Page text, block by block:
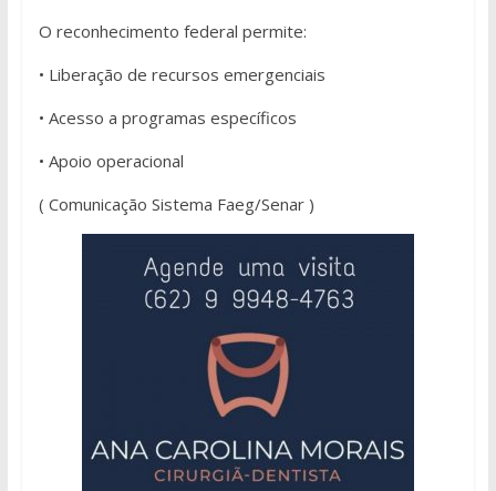
O reconhecimento federal permite:
• Liberação de recursos emergenciais
• Acesso a programas específicos
• Apoio operacional
( Comunicação Sistema Faeg/Senar )